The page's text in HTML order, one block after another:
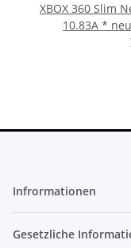
XBOX 360 Slim
10.83A *
Infrormationen
Gesetzliche